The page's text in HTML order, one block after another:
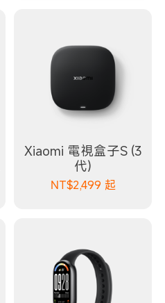
Xiaomi 電視盒子S (3
代)
NT$2,499 起